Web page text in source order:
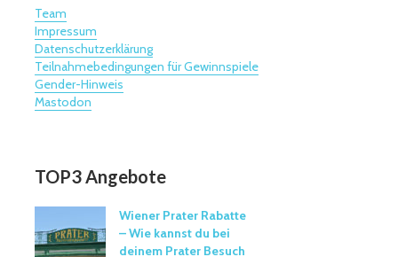
Team
Impressum
Datenschutzerklärung
Teilnahmebedingungen für Gewinnspiele
Gender-Hinweis
Mastodon
TOP3 Angebote
Wiener Prater Rabatte
– Wie kannst du bei
deinem Prater Besuch